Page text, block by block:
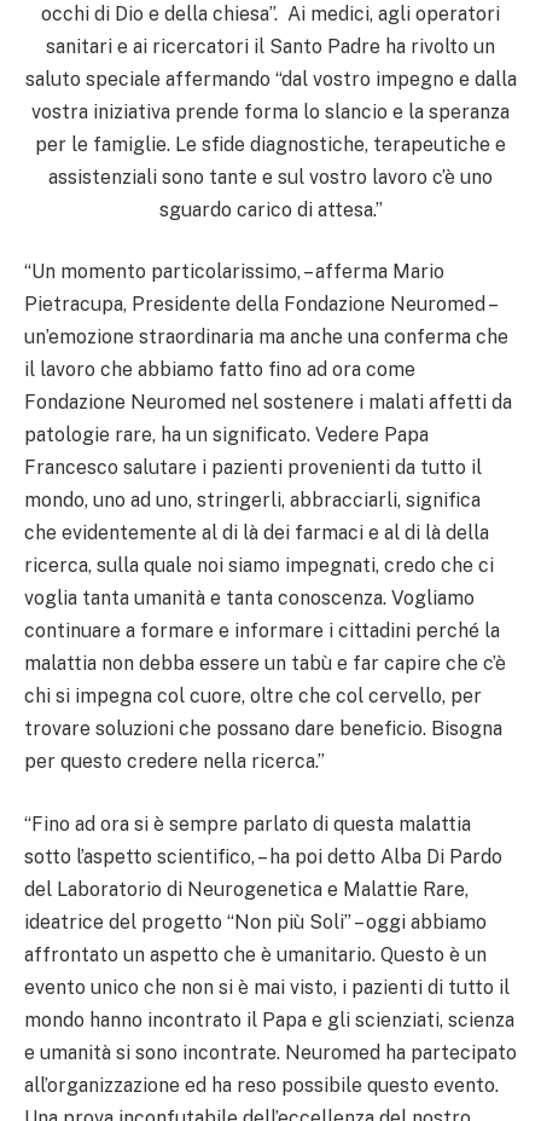
occhi di Dio e della chiesa”. Ai medici, agli operatori
sanitari e ai ricercatori il Santo Padre ha rivolto un
saluto speciale affermando “dal vostro impegno e dalla
vostra iniziativa prende forma lo slancio e la speranza
per le famiglie. Le sfide diagnostiche, terapeutiche e
assistenziali sono tante e sul vostro lavoro c’è uno
sguardo carico di attesa.”
“Un momento particolarissimo, – afferma Mario
Pietracupa, Presidente della Fondazione Neuromed –
un’emozione straordinaria ma anche una conferma che
il lavoro che abbiamo fatto fino ad ora come
Fondazione Neuromed nel sostenere i malati affetti da
patologie rare, ha un significato. Vedere Papa
Francesco salutare i pazienti provenienti da tutto il
mondo, uno ad uno, stringerli, abbracciarli, significa
che evidentemente al di là dei farmaci e al di là della
ricerca, sulla quale noi siamo impegnati, credo che ci
voglia tanta umanità e tanta conoscenza. Vogliamo
continuare a formare e informare i cittadini perché la
malattia non debba essere un tabù e far capire che c’è
chi si impegna col cuore, oltre che col cervello, per
trovare soluzioni che possano dare beneficio. Bisogna
per questo credere nella ricerca.”
“Fino ad ora si è sempre parlato di questa malattia
sotto l’aspetto scientifico, – ha poi detto Alba Di Pardo
del Laboratorio di Neurogenetica e Malattie Rare,
ideatrice del progetto “Non più Soli” – oggi abbiamo
affrontato un aspetto che è umanitario. Questo è un
evento unico che non si è mai visto, i pazienti di tutto il
mondo hanno incontrato il Papa e gli scienziati, scienza
e umanità si sono incontrate. Neuromed ha partecipato
all’organizzazione ed ha reso possibile questo evento.